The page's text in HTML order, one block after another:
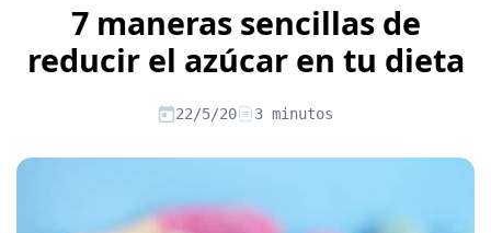
Artículos sobre Vida SanaArtículos sobre Seguros de Vida
Artículos sobre Otros Seguros
Artículos sobre Seguros de Auto
Artículos sobre Seguros de Salud Contenido extra
Artículos sobre Educación Financiera
Artículos sobre Seguros de Decesos
Artículos sobre la Jubilación
7 maneras sencillas de
reducir el azúcar en tu dieta
22/5/20 3 minutos